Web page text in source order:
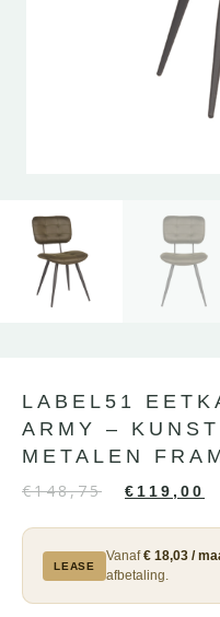
LABEL51
ARMY –
METALEN
€148,75 € 119,00
LEASE
Vanaf€ 18,03 /
afbetaling.